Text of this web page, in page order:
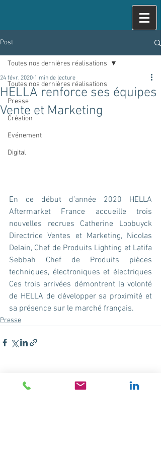
Post
Toutes nos dernières réalisations
Presse
Création
Evénement
Digital
Toutes nos dernières réalisations
HELLA renforce ses équipes
Vente et Marketing
24 févr. 2020 1 min de lecture
En ce début d’année 2020 HELLA
Aftermarket France accueille trois
nouvelles recrues Catherine Loobuyck
Directrice Ventes et Marketing, Nicolas
Delain, Chef de Produits Lighting et Latifa
Sebbah Chef de Produits pièces
techniques, électroniques et électriques
Ces trois arrivées démontrent la volonté
de HELLA de développer sa proximité et
sa présence sur le marché français.
Presse
Posts récents